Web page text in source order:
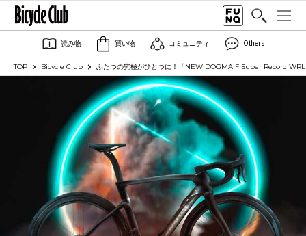
読み物 買い物 コミュニティ Others
TOP Bicycle Club ふたつの究極がひとつに！「NEW DOGMA F Super Record